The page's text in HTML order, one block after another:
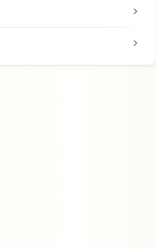
chevron_right
chevron_right